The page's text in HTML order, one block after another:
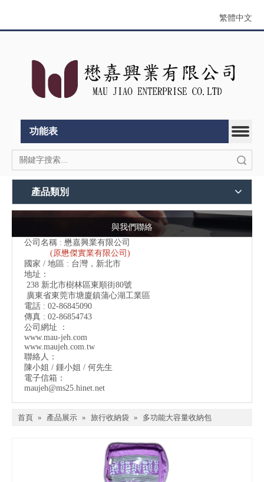
繁體中文
功能表
產品類別
與我們聯絡
公司名稱 : 懋嘉興業有限公司
(原懋傑實業有限公司)
國家 / 地區 : 台灣，新北市
地址：
238 新北市樹林區東順街80號
廣東省東莞市塘廈鎮蒲心湖工業區
電話 : 02-86845090
傳真 : 02-86854743
公司網址 ：
www.mau-jeh.com
www.maujeh.com.tw
聯絡人：
陳小姐 / 鍾小姐 / 何先生
電子信箱：
maujeh@ms25.hinet.net
首頁 » 產品展示 » 旅行收納袋 » 多功能大容量收納包